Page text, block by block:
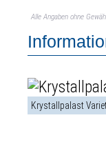
Alle Angaben ohne
Krystallpalast